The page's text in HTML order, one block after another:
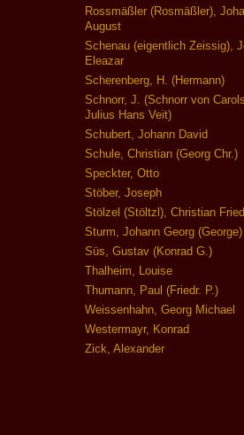
Rossmäßler (Rosmäßler),
August
Schenau (eigentlich Zeissig),
Eleazar
Scherenberg, H. (Hermann)
Schnorr, J. (Schnorr von
Julius Hans Veit)
Schubert, Johann David
Schule, Christian (Georg Chr.)
Speckter, Otto
Stöber, Joseph
Stölzel (Stöltzl), Christian
Sturm, Johann Georg (George)
Süs, Gustav (Konrad G.)
Thalheim, Louise
Thumann, Paul (Friedr. P.)
Weissenhahn, Georg Michael
Westermayr, Konrad
Zick, Alexander